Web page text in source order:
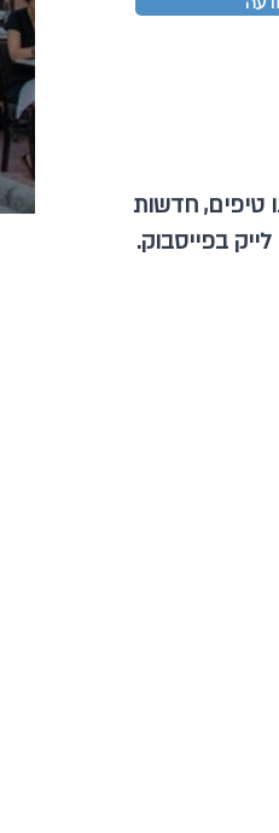
טיפים, חדשות
לייק בפייסבוק.